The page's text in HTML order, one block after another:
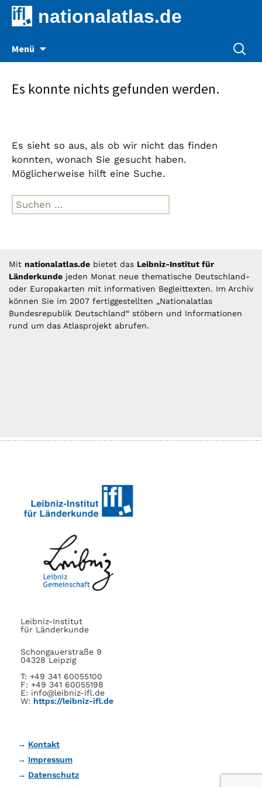
nationalatlas.de
Menü
Suche
nach:
Es konnte nichts gefunden werden.
Es sieht so aus, als ob wir nicht das finden
konnten, wonach Sie gesucht haben.
Möglicherweise hilft eine Suche.
Suche
nach:
Mit nationalatlas.de bietet das Leibniz-Institut für
Länderkunde jeden Monat neue thematische Deutschland-
oder Europakarten mit informativen Begleittexten. Im Archiv
können Sie im 2007 fertiggestellten „Nationalatlas
Bundesrepublik Deutschland“ stöbern und Informationen
rund um das Atlasprojekt abrufen.
Leibniz-Institut
für Länderkunde
Schongauerstraße 9
04328 Leipzig
T: +49 341 60055100
F: +49 341 60055198
E: info@leibniz-ifl.de
W: https://leibniz-ifl.de
Kontakt
Impressum
Datenschutz